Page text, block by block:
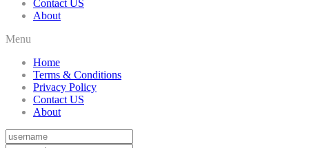
Contact US
About
Menu
Home
Terms & Conditions
Privacy Policy
Contact US
About